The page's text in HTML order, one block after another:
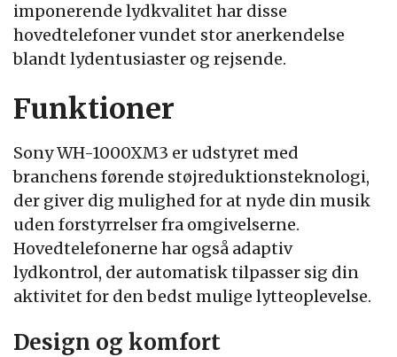
imponerende lydkvalitet har disse
hovedtelefoner vundet stor anerkendelse
blandt lydentusiaster og rejsende.
Funktioner
Sony WH-1000XM3 er udstyret med
branchens førende støjreduktionsteknologi,
der giver dig mulighed for at nyde din musik
uden forstyrrelser fra omgivelserne.
Hovedtelefonerne har også adaptiv
lydkontrol, der automatisk tilpasser sig din
aktivitet for den bedst mulige lytteoplevelse.
Design og komfort